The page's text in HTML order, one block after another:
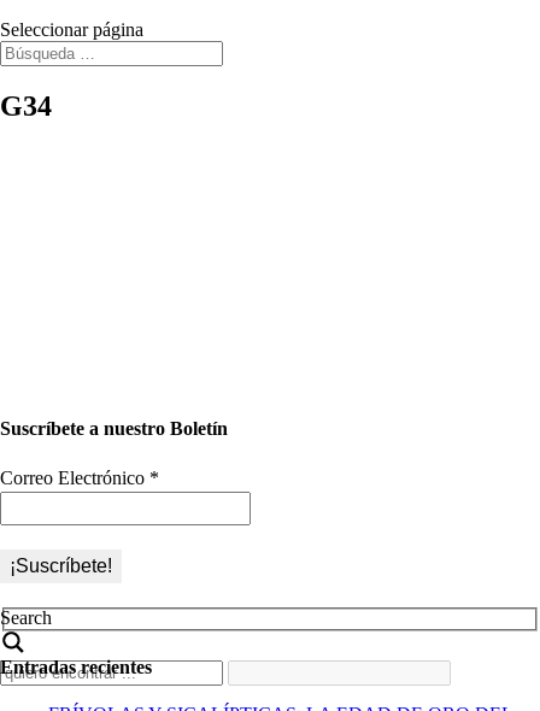
Seleccionar página
G34
Suscríbete a nuestro Boletín
Correo Electrónico *
Search
Entradas recientes